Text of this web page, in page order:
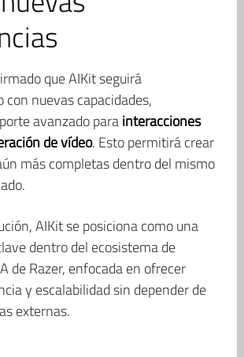
que AIKit seguirá
con nuevas capacidades,
avanzado parainteracciones
de vídeo. Esto permitirá crear
más completas dentro del mismo
AIKit se posiciona como una
dentro del ecosistema de
de Razer, enfocada en ofrecer
y escalabilidad sin depender de
externas.